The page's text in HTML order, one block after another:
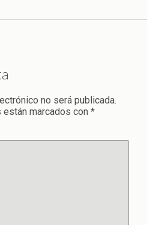
no será publicada.
marcados con *